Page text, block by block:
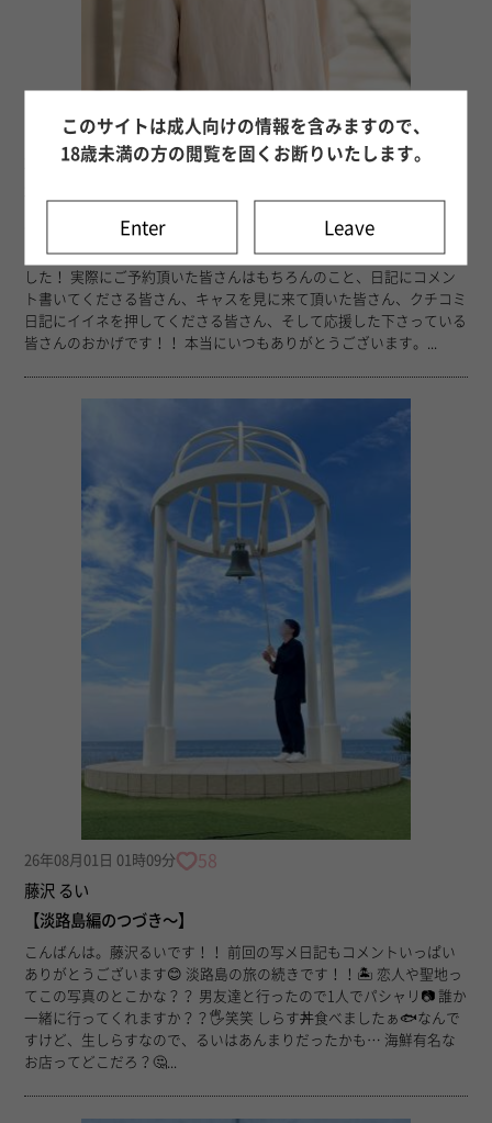
26年08月02日 00時53分 57
Silver1に昇格します！
この度、8/5付でランクが研修生からSilver1に昇格することとなりま
した！ 実際にご予約頂いた皆さんはもちろんのこと、日記にコメン
ト書いてくださる皆さん、キャスを見に来て頂いた皆さん、クチコミ
日記にイイネを押してくださる皆さん、そして応援した下さっている
皆さんのおかげです！！ 本当にいつもありがとうございます。...
26年08月01日 01時09分 58
藤沢 るい
【淡路島編のつづき〜】
こんばんは。藤沢るいです！！ 前回の写メ日記もコメントいっぱい
ありがとうございます😊 淡路島の旅の続きです！！🏝️ 恋人や聖地っ
てこの写真のとこかな？？ 男友達と行ったので1人でパシャリ📷 誰か
一緒に行ってくれますか？？🖐️笑笑 しらす丼食べましたぁ🐟なんで
すけど、生しらすなので、るいはあんまりだったかも… 海鮮有名な
お店ってどこだろ？🤔...
このサイトは成人向けの情報を含みますので、
18歳未満の方の閲覧を固くお断りいたします。
Enter Leave